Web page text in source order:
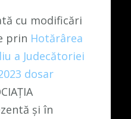
cu modificări
prin Hotărârea
a Judecătoriei
dosar
și în